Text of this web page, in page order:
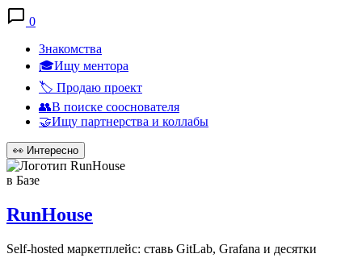
0
Знакомства
🎓Ищу ментора
🏷️ Продаю проект
👥В поиске сооснователя
🤝Ищу партнерства и коллабы
👀 Интересно
в Базе
RunHouse
Self-hosted маркетплейс: ставь GitLab, Grafana и десятки